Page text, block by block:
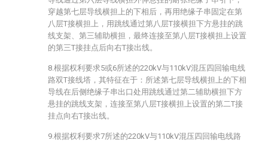
穿越第七层导线横担上的下相后，再用绝缘子串固定在第
八层T接横担上，用跳线通过第八层T接横担下方悬挂的跳
线支架、第三辅助横担，最终连接至第八层T接横担上设置
的第三T接挂点后向右T接出线。
8.根据权利要求5或6所述的220kV与110kV混压四回输电线
路双T接线塔，其特征在于：所述第七层导线横担上的下相
导线在后侧绝缘子串出口处用跳线通过第二辅助横担下方
悬挂的跳线支架，连接至第八层T接横担上设置的第二T接
挂点向右T接出线。
9.根据权利要求7所述的220kV与110kV混压四回输电线路